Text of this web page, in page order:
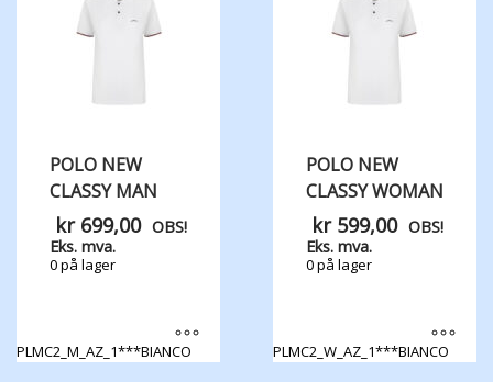
POLO NEW
CLASSY MAN
kr699,00 OBS!
Eks. mva.
0 på lager
PLMC2_M_AZ_1***BIANCO
POLO NEW
CLASSY WOMAN
kr599,00 OBS!
Eks. mva.
0 på lager
PLMC2_W_AZ_1***BIANCO